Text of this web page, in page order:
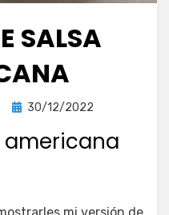
SALSA
Publicada
30/12/2022
americana